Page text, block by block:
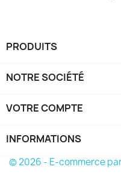
PRODUITS
NOTRE SOCIÉTÉ
VOTRE COMPTE
INFORMATIONS
© 2026 - E-commerce